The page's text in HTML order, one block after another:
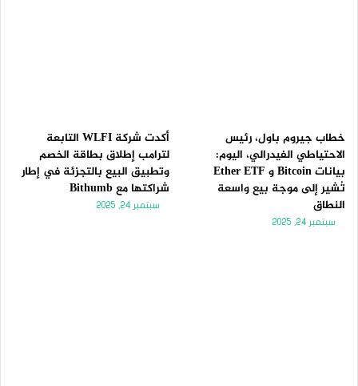
خطاب جيروم باول، رئيس
الاحتياطي الفيدرالي، اليوم:
بيانات Bitcoin و Ether ETF
تُشير إلى موجة بيع واسعة
النطاق
سبتمبر 24, 2025
أكدت شركة WLFI التابعة
لترامب إطلاق بطاقة الخصم
وتطبيق البيع بالتجزئة في إطار
شراكتها مع Bithumb
سبتمبر 24, 2025